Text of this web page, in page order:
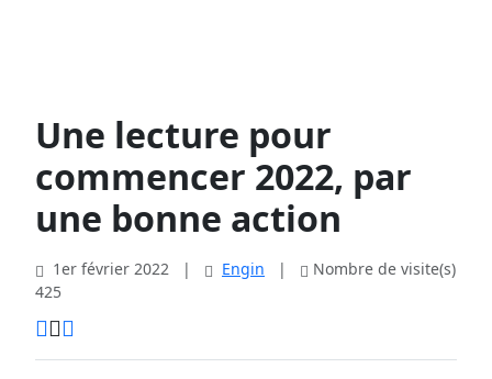
Une lecture pour
commencer 2022, par
une bonne action
1er février 2022 | Engin |
Nombre de visite(s)
425